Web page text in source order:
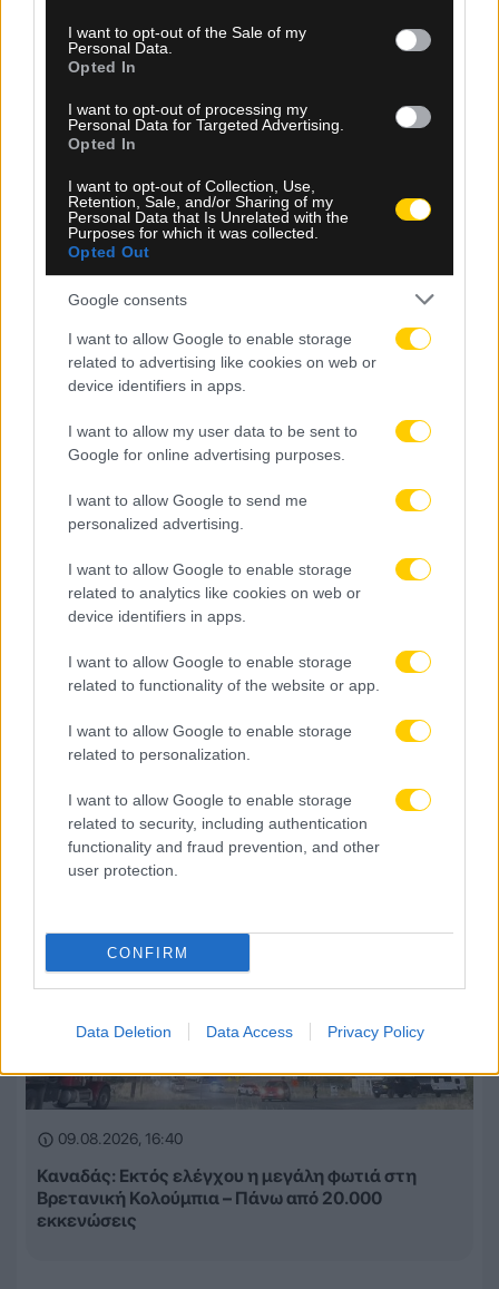
consent section.
I want to opt-out of the Sale of my
Personal Data.
Opted In
I want to opt-out of processing my
Personal Data for Targeted Advertising.
Opted In
I want to opt-out of Collection, Use,
Retention, Sale, and/or Sharing of my
Personal Data that Is Unrelated with the
Purposes for which it was collected.
Opted Out
Google consents
I want to allow Google to enable storage
related to advertising like cookies on web or
device identifiers in apps.
I want to allow my user data to be sent to
Google for online advertising purposes.
I want to allow Google to send me
personalized advertising.
I want to allow Google to enable storage
related to analytics like cookies on web or
device identifiers in apps.
I want to allow Google to enable storage
related to functionality of the website or app.
I want to allow Google to enable storage
related to personalization.
I want to allow Google to enable storage
related to security, including authentication
functionality and fraud prevention, and other
user protection.
CONFIRM
Data Deletion Data Access Privacy Policy
Ροή Ειδήσεων
09.08.2026, 17:02
Αθλητικό τηλεοπτικό πρόγραμμα 11/08:
Αναλυτικά οι αγώνες και τα κανάλια
09.08.2026, 16:40
Καναδάς: Εκτός ελέγχου η μεγάλη φωτιά στη
Βρετανική Κολούμπια – Πάνω από 20.000
εκκενώσεις